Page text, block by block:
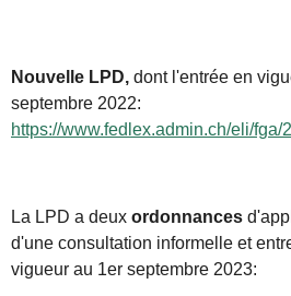
Nouvelle LPD, dont l'entrée en
septembre 2022:
https://www.fedlex.admin.ch/eli/fga/
La LPD a deux ordonnances
d'une consultation informelle et
vigueur au 1er septembre 2023: